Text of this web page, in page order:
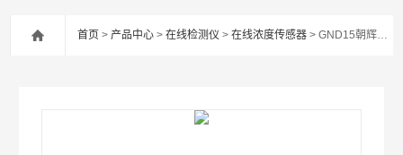
首页 >产品中心 >在线检测仪 >在线浓度传感器 > GND15朝辉在线浓度传感器